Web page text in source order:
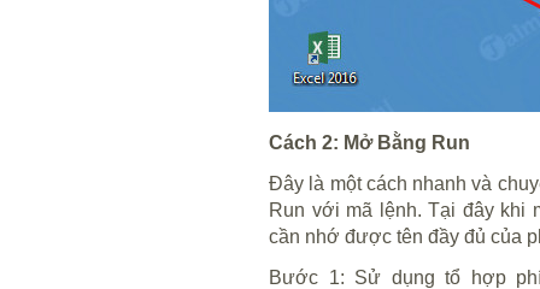
Cách 2: Mở Bằng Run
Đây là một cách nhanh và
Run với mã lệnh. Tại đây khi
cần nhớ được tên đầy đủ của
Bước 1: Sử dụng tổ hợp